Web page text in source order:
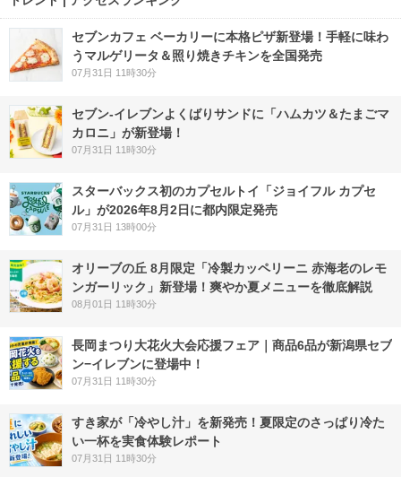
セブンカフェ ベーカリーに本格ピザ新登場！手軽に味わ
うマルゲリータ＆照り焼きチキンを全国発売
07月31日 11時30分
セブン‐イレブンよくばりサンドに「ハムカツ＆たまごマ
カロニ」が新登場！
07月31日 11時30分
スターバックス初のカプセルトイ「ジョイフル カプセ
ル」が2026年8月2日に都内限定発売
07月31日 13時00分
オリーブの丘 8月限定「冷製カッペリーニ 赤海老のレモ
ンガーリック」新登場！爽やか夏メニューを徹底解説
08月01日 11時30分
長岡まつり大花火大会応援フェア｜商品6品が新潟県セブ
ン−イレブンに登場中！
07月31日 11時30分
すき家が「冷やし汁」を新発売！夏限定のさっぱり冷た
い一杯を実食体験レポート
07月31日 11時30分